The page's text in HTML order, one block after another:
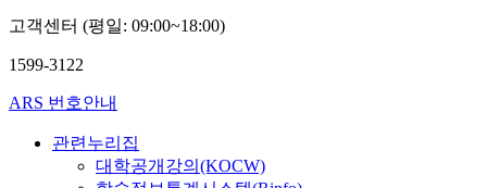
고객센터 (평일: 09:00~18:00)
1599-3122
ARS 번호안내
관련누리집
대학공개강의(KOCW)